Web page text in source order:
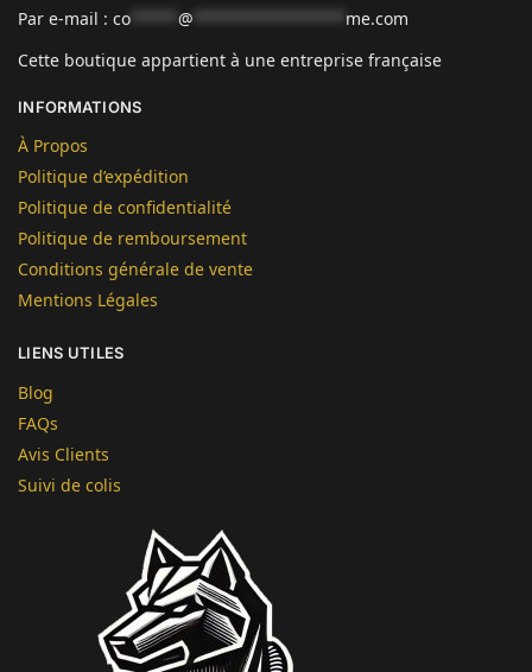
Par e-mail : co @
me.com
Cette boutique appartient à une entreprise française
INFORMATIONS
À Propos
Politique d’expédition
Politique de confidentialité
Politique de remboursement
Conditions générale de vente
Mentions Légales
LIENS UTILES
Blog
FAQs
Avis Clients
Suivi de colis